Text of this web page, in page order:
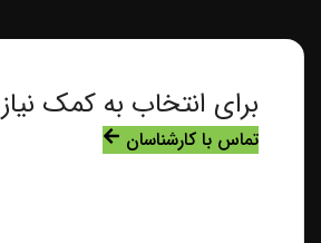
برای انتخاب به کمک
تماس با کارشناسان